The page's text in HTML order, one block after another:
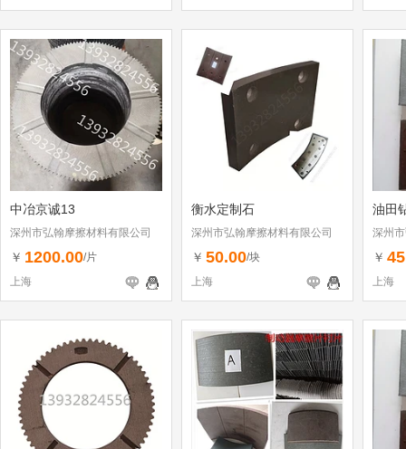
中冶京诚13
深州市弘翰摩擦材料有限公司
￥ 1200.00/片
上海
衡水定制石
深州市弘翰摩擦材料有限公司
￥ 50.00/块
上海
油田
深州
￥
上海